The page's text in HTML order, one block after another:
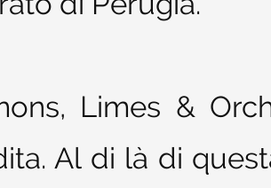
Limes &
Al di là di